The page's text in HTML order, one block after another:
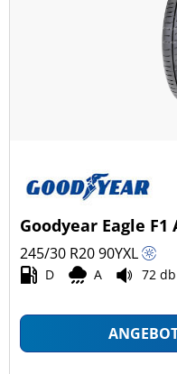
Goodyear Eagle
245/30 R2090YXL
D A 72 db